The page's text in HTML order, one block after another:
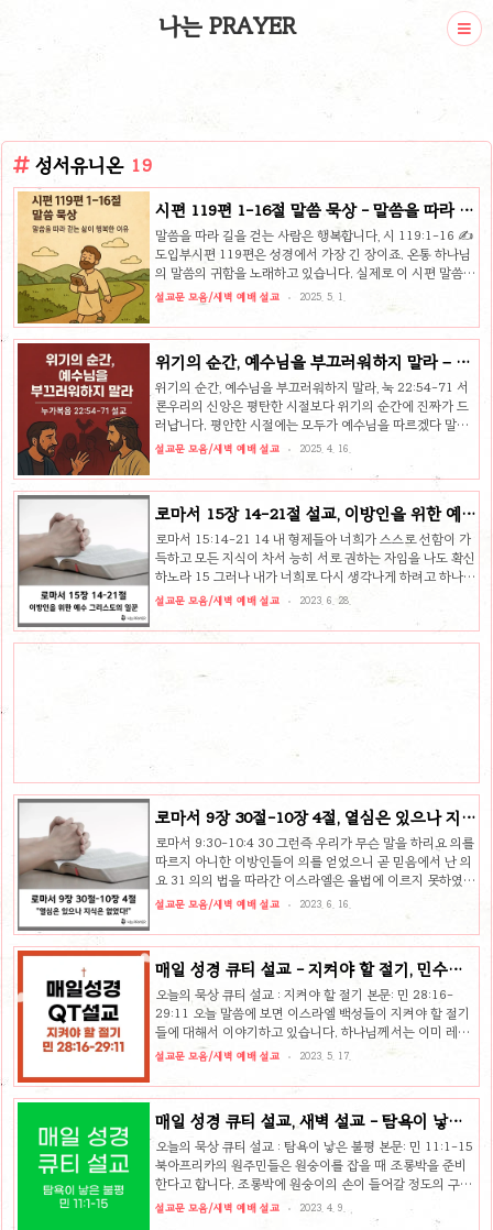
나는 PRAYER
성서유니온 19
시편 119편 1-16절 말씀 묵상 - 말씀을 따라 걷
는 삶이 행복한 이유
말씀을 따라 길을 걷는 사람은 행복합니다, 시 119:1-16 ✍️
도입부시편 119편은 성경에서 가장 긴 장이죠. 온통 하나님
의 말씀의 귀함을 노래하고 있습니다. 실제로 이 시편 말씀이
한 사람의 생명을 구한 유명한 일화도 있습니다. 17세기 스
코틀랜드의 한 목회자 조지 위샤트는 믿음 때문에 사형 선고
를 받고 교수대에 올랐습니다. 당시 스코틀랜드는 종교개혁
드 국왕 찰스 2세는 영국 국교회의 전통을 따라 감독제 교회
를 강요했습니다. 그 과정에서 왕정과 국교회에 순응하지 않
고 공개적으로 장로교적 예배를 드리거나 성경의 진리를 강
력하게 설교한 목회자들이 체포되고 박해받았습니다. 조지
위샤트는 이로 인해 사형 선고를 받고 처형될 위기에 처했습
설교문 모음/새벽 예배 설교 2025. 5. 1.
위기의 순간, 예수님을 부끄러워하지 말라 – 누
가복음 22:54-71 설교
위기의 순간, 예수님을 부끄러워하지 말라, 눅 22:54-71 서
론우리의 신앙은 평탄한 시절보다 위기의 순간에 진짜가 드
러납니다. 평안한 시절에는 모두가 예수님을 따르겠다 말할
수 있습니다. 그러나 고난이 다가오고, 손해가 생기고, 두려
해 보아야 합니다. 그때에야말로 신앙의 진실함이 판가름 나
예수님을 사랑한다고 말했던 베드로, 다른 하나는 자신이 누
구인지 끝까지 고백하신 예수님입니다. 이 두 사람의 대조를
통해, 우리는 위기의 순간에 어떻게 신앙을 지킬 수 있는지
깨닫는 은혜가 있기를 원합니다. 그렇다면 우리가 위기의 순
간에 어떻게 믿음을 지킬 수 있을까요? 첫째, 멀찍이 따르지
설교문 모음/새벽 예배 설교 2025. 4. 16.
로마서 15장 14-21절 설교, 이방인을 위한 예
수 그리스도의 일꾼
로마서 15:14-21 14 내 형제들아 너희가 스스로 선함이 가
득하고 모든 지식이 차서 능히 서로 권하는 자임을 나도 확신
하노라 15 그러나 내가 너희로 다시 생각나게 하려고 하나님
께서 내게 주신 은혜로 말미암아 더욱 담대히 대략 너희에게
수의 일꾼이 되어 하나님의 복음의 제사장 직분을 하게 하사
설교문 모음/새벽 예배 설교 2023. 6. 28.
로마서 9장 30절-10장 4절, 열심은 있으나 지
식은 없었다! 설교문
로마서 9:30-10:4 30 그런즉 우리가 무슨 말을 하리요 의를
따르지 아니한 이방인들이 의를 얻었으니 곧 믿음에서 난 의
요 31 의의 법을 따라간 이스라엘은 율법에 이르지 못하였으
니 32 어찌 그러하냐 이는 그들이 믿음을 의지하지 않고 행
라 내가 걸림돌과 거치는 바위를 시온에 두노니 그를 믿는 자
아 내 마음에 원하는 바와 하나님께 구하는 바는 이스라엘을
위함이니 곧 그들로 구원을 받게 함이라 2 내가 증언하노니
그들이 하나님께 열심이 있으나 올바른 지식을 따른 것이 아
니니라 3 하나님의 의를 모르고 자기 의를 세우려고 힘써 하
나님의 의에 복종하지 아니하였느니라 4 그리스도는 모든
설교문 모음/새벽 예배 설교 2023. 6. 16.
매일 성경 큐티 설교 - 지켜야 할 절기, 민수기
28:16-29:11
오늘의 묵상 큐티 설교 : 지켜야 할 절기 본문: 민 28:16-
29:11 오늘 말씀에 보면 이스라엘 백성들이 지켜야 할 절기
들에 대해서 이야기하고 있습니다. 하나님께서는 이미 레위
기에서 이스라엘 백성들에게 그들이 지켜야 할 제사법들과
다시 절기에 대해서 언급하시는 것일까요? 그것은 율법을
문입니다. 이스라엘 백성들은 지난 40여 년간의 광야 생활을
하는 동안 많은 우여곡절을 겪어 왔습니다. 우여곡절의 끝에
이스라엘 백성들은 불순종의 열매를 맺게 되었습니다. 그로
인해 출애굽 1세대 이스라엘 백성들은 가나안에 들어가지
못하게 된 것입니다. 그래서 이제는 여호수아와 갈렙 이들만
설교문 모음/새벽 예배 설교 2023. 5. 17.
매일 성경 큐티 설교, 새벽 설교 - 탐욕이 낳은
불평, 민수기 11장 1-15절
오늘의 묵상 큐티 설교 : 탐욕이 낳은 불평 본문: 민 11:1-15
북아프리카의 원주민들은 원숭이를 잡을 때 조롱박을 준비
한다고 합니다. 조롱박에 원숭이의 손이 들어갈 정도의 구멍
을 뚫고 그 안에 나무 열매를 잔뜩 집어넣는 것입니다. 그리
곤 이것을 원숭이가 지나다니는 골목에 두고 원숭이가 이 조
설교문 모음/새벽 예배 설교 2023. 4. 9.